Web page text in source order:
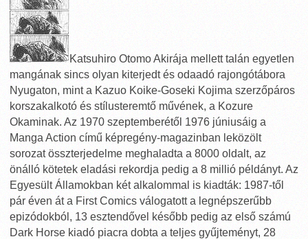
Katsuhiro Otomo Akirája mellett talán egyetlen
mangának sincs olyan kiterjedt és odaadó rajongótábora
Nyugaton, mint a Kazuo Koike-Goseki Kojima szerzőpáros
korszakalkotó és stílusteremtő művének, a Kozure
Okaminak. Az 1970 szeptemberétől 1976 júniusáig a
Manga Action című képregény-magazinban leközölt
sorozat összterjedelme meghaladta a 8000 oldalt, az
önálló kötetek eladási rekordja pedig a 8 millió példányt. Az
Egyesült Államokban két alkalommal is kiadták: 1987-től
pár éven át a First Comics válogatott a legnépszerűbb
epizódokból, 13 esztendővel később pedig az első számú
Dark Horse kiadó piacra dobta a teljes gyűjteményt, 28